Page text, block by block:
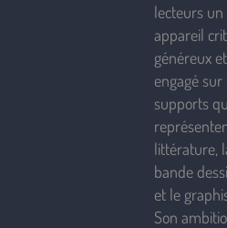
lecteurs un
appareil
généreux et
engagé sur
supports
littérature,
bande
et le
Son